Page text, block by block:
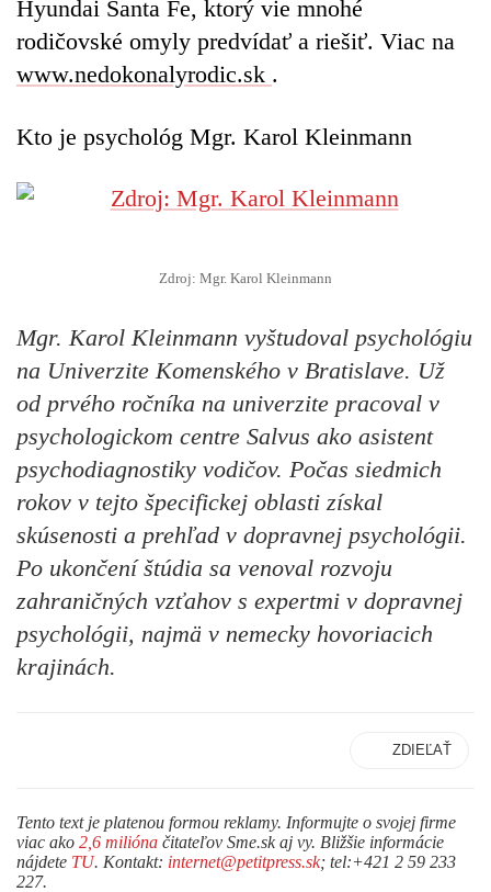
Hyundai Santa Fe, ktorý vie mnohé
rodičovské omyly predvídať a riešiť. Viac na
www.nedokonalyrodic.sk .
Kto je psychológ Mgr. Karol Kleinmann
Zdroj: Mgr. Karol Kleinmann
Mgr. Karol Kleinmann vyštudoval psychológiu
na Univerzite Komenského v Bratislave. Už
od prvého ročníka na univerzite pracoval v
psychologickom centre Salvus ako asistent
psychodiagnostiky vodičov. Počas siedmich
rokov v tejto špecifickej oblasti získal
skúsenosti a prehľad v dopravnej psychológii.
Po ukončení štúdia sa venoval rozvoju
zahraničných vzťahov s expertmi v dopravnej
psychológii, najmä v nemecky hovoriacich
krajinách.
ZDIEĽAŤ
Tento text je platenou formou reklamy. Informujte o svojej firme
viac ako 2,6 milióna čitateľov Sme.sk aj vy. Bližšie informácie
nájdete TU. Kontakt: internet@petitpress.sk; tel:+421 2 59 233
227.